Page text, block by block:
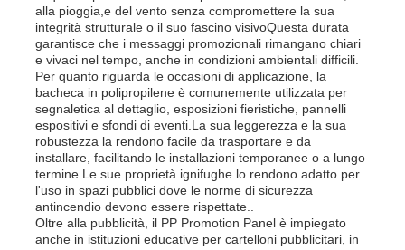
alla pioggia,e del vento senza compromettere la sua
integrità strutturale o il suo fascino visivoQuesta durata
garantisce che i messaggi promozionali rimangano chiari
e vivaci nel tempo, anche in condizioni ambientali difficili.
Per quanto riguarda le occasioni di applicazione, la
bacheca in polipropilene è comunemente utilizzata per
segnaletica al dettaglio, esposizioni fieristiche, pannelli
espositivi e sfondi di eventi.La sua leggerezza e la sua
robustezza la rendono facile da trasportare e da
installare, facilitando le installazioni temporanee o a lungo
termine.Le sue proprietà ignifughe lo rendono adatto per
l'uso in spazi pubblici dove le norme di sicurezza
antincendio devono essere rispettate..
Oltre alla pubblicità, il PP Promotion Panel è impiegato
anche in istituzioni educative per cartelloni pubblicitari, in